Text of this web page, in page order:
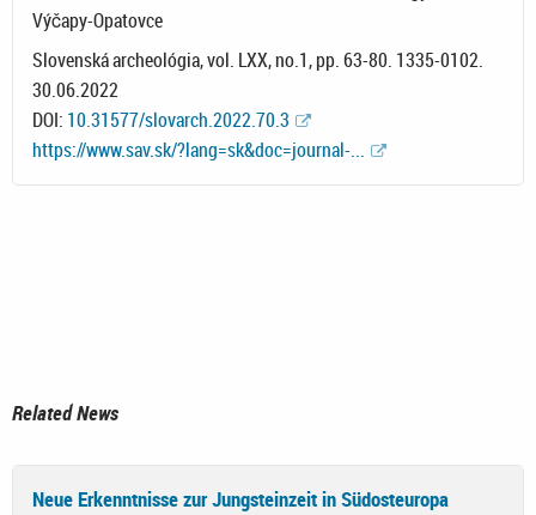
Výčapy-Opatovce
Slovenská archeológia, vol. LXX, no.1, pp. 63-80. 1335-0102.
30.06.2022
DOI: 10.31577/slovarch.2022.70.3
https://www.sav.sk/?lang=sk&doc=journal-...
Related News
Neue Erkenntnisse zur Jungsteinzeit in Südosteuropa